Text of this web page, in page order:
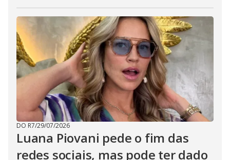
DO R7/29/07/2026
Luana Piovani pede o fim das
redes sociais, mas pode ter dado